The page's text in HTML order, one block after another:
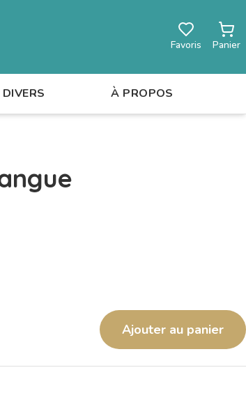
Favoris Panier
DIVERS À PROPOS
Ajouter au panier